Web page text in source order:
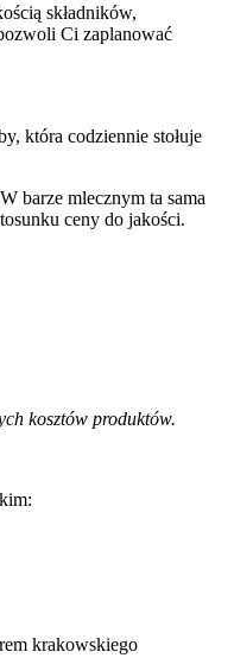
składników,
Ci zaplanować
która codziennie stołuje
barze mlecznym ta sama
ceny do jakości.
kosztów produktów.
krakowskiego